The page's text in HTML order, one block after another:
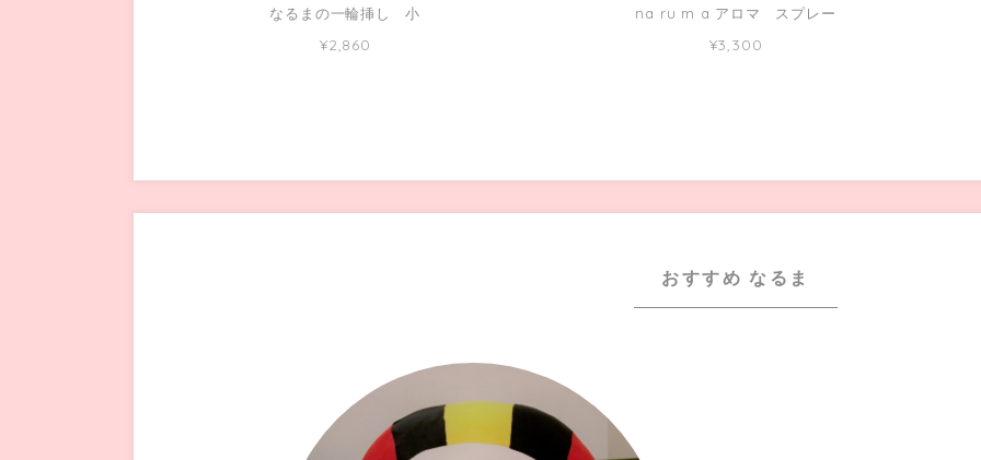
なるまの一輪挿し 小
¥2,860
na ru m a アロマ スプレー
¥3,300
おすすめ なるま